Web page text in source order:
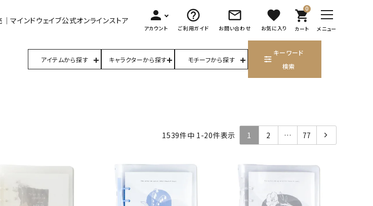
マインドウェイブ公式オンラインストア person
アカウント
help_outline
ご利用ガイド
mail_outline
お問い合わせ
favorite
お気に入り
0
shopping_cart
カート メニュー
アイテムから探す キャラクターから探す モチーフから探す
キーワード
検索
1539件中 1-20件表示 1 2 … 77